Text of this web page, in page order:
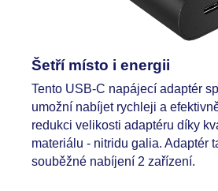
Šetří místo i energii
Tento USB-C napájecí adaptér
umožní nabíjet rychleji a
redukci velikosti adaptéru díky
materiálu - nitridu galia. Adaptér
souběžné nabíjení 2 zařízení.